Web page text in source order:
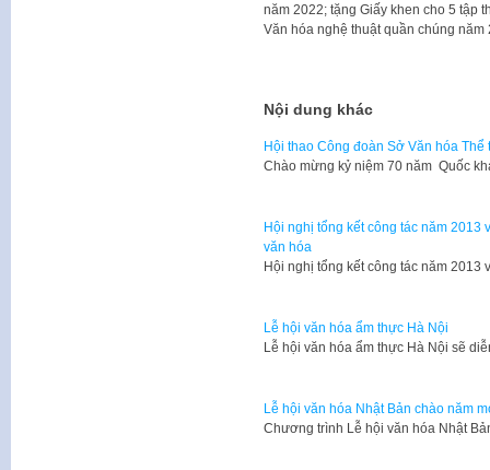
năm 2022; tặng Giấy khen cho 5 tập
Văn hóa nghệ thuật quần chúng năm
Nội dung khác
Hội thao Công đoàn Sở Văn hóa
​Chào mừng kỷ niệm 70 năm Quốc
Hội nghị tổng kết công tác năm
văn hóa
​Hội nghị tổng kết công tác năm
Lễ hội văn hóa ẩm thực Hà Nội
Lễ hội văn hóa ẩm thực Hà Nội sẽ
Lễ hội văn hóa Nhật Bản chào năm
​Chương trình Lễ hội văn hóa Nhật